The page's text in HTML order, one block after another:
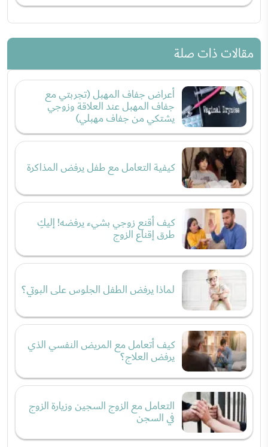
مقالات ذات صلة
أعراض جفاف المهبل (تجربتي مع
جفاف المهبل عند العلاقة وزوجي
يشتكي من جفاف مهبلي)
كيفية التعامل مع طفل يرفض المذاكرة
كيف أقنع زوجي بشيء يرفضه! إليكِ
طرق إقناع الزوج
لماذا يرفض الطفل الجلوس على البوتي؟
كيف أتعامل مع المريض النفسي الذي
يرفض العلاج؟
التعامل مع الزوج السجين وزيارة الزوج
في السجن